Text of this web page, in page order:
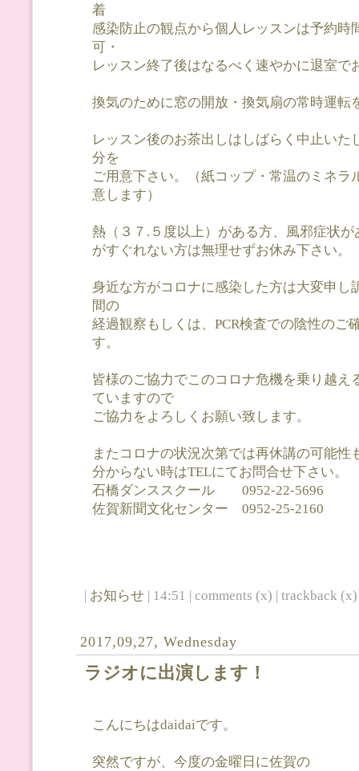
着
感染防止の観点から個人レッスンは予約時
可・
レッスン終了後はなるべく速やかに退室で
換気のために窓の開放・換気扇の常時運転
レッスン後のお茶出しはしばらく中止いた
分を
ご用意下さい。（紙コップ・常温のミネラ
意します）
熱（３７.５度以上）がある方、風邪症状
がすぐれない方は無理せずお休み下さい。
身近な方がコロナに感染した方は大変申し
間の
経過観察もしくは、PCR検査での陰性のご
す。
皆様のご協力でこのコロナ危機を乗り越え
ていますので
ご協力をよろしくお願い致します。
またコロナの状況次第では再休講の可能性
分からない時はTELにてお問合せ下さい。
石橋ダンススクール 0952-22-5696
佐賀新聞文化センター 0952-25-2160
| お知らせ | 14:51 | comments (x) | trackback (x)
2017,09,27, Wednesday
ラジオに出演します！
こんにちはdaidaiです。
突然ですが、今度の金曜日に佐賀の